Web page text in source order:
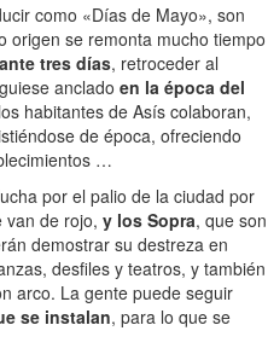
como «Días de Mayo», son
origen se remonta mucho tiempo
tres días, retroceder al
anclado en la época del
habitantes de Asís colaboran,
de época, ofreciendo
…
por el palio de la ciudad por
van de rojo, y los Sopra, que son
demostrar su destreza en
desfiles y teatros, y también
arco. La gente puede seguir
se instalan, para lo que se